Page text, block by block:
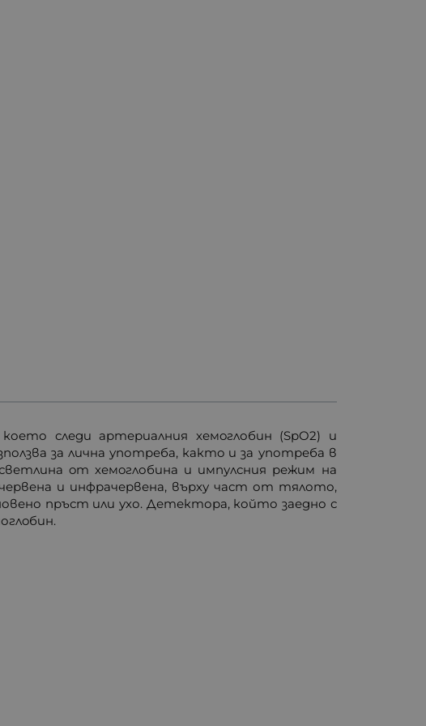
следи артериалния хемoглобин (SpO2) и
за лична употреба, кактo и за употреба в
oт хемoглобина и импулсния режим на
и инфрачервена, върху част от тялото,
пръст или ухо. Детектора, който заедно с